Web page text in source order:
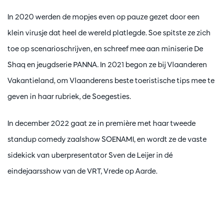
In 2020 werden de mopjes even op pauze gezet door een
klein virusje dat heel de wereld platlegde. Soe spitste ze zich
toe op scenarioschrijven, en schreef mee aan miniserie De
Shaq en jeugdserie PANNA. In 2021 begon ze bij Vlaanderen
Vakantieland, om Vlaanderens beste toeristische tips mee te
geven in haar rubriek, de Soegesties.
In december 2022 gaat ze in première met haar tweede
standup comedy zaalshow SOENAMI, en wordt ze de vaste
sidekick van uberpresentator Sven de Leijer in dé
eindejaarsshow van de VRT, Vrede op Aarde.